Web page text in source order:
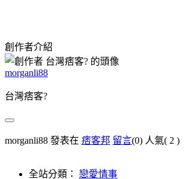
創作者介紹
morganli88
台灣痞客?
morganli88 發表在 痞客邦 留言(0) 人氣( 2 )
全站分類： 戀愛情事